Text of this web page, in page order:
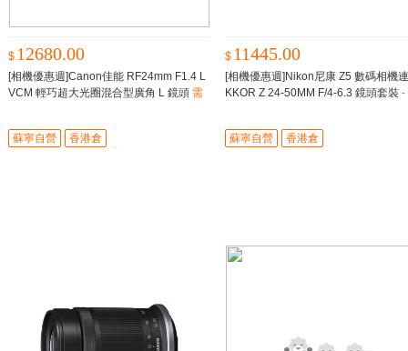
$ 12680.00
[相機優惠週]Canon佳能 RF24mm F1.4 L
VCM 輕巧超大光圈混合型廣角 L 鏡頭 需
蘇寧自營 香港倉
$ 11445.00
[相機優惠週]Nikon尼康 Z5 數碼相機
KKOR Z 24-50MM F/4-6.3 鏡頭套裝 -
蘇寧自營 香港倉